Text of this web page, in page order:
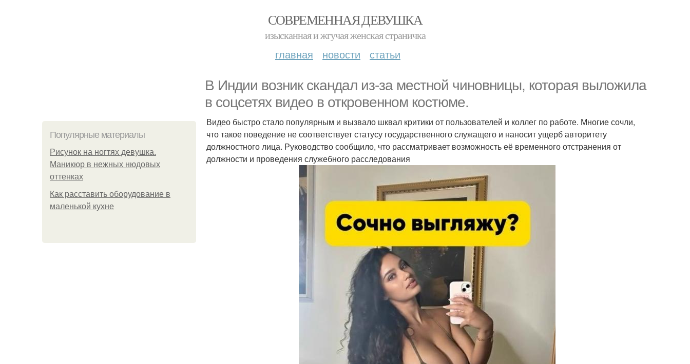
СОВРЕМЕННАЯ ДЕВУШКА
изысканная и жгучая женская страничка
главная новости статьи
В Индии возник скандал из-за местной чиновницы, которая выложила
в соцсетях видео в откровенном костюме.
Популярные материалы
Рисунок на ногтях девушка.
Маникюр в нежных нюдовых
оттенках
Как расставить оборудование в
маленькой кухне
Видео быстро стало популярным и вызвало шквал критики от пользователей и коллег по работе. Многие сочли,
что такое поведение не соответствует статусу государственного служащего и наносит ущерб авторитету
должностного лица. Руководство сообщило, что рассматривает возможность её временного отстранения от
должности и проведения служебного расследования